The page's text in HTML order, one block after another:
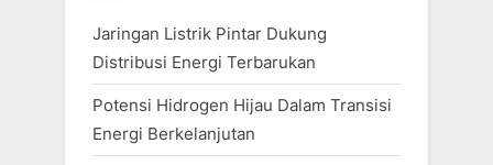
Jaringan Listrik Pintar Dukung
Distribusi Energi Terbarukan
Potensi Hidrogen Hijau Dalam Transisi
Energi Berkelanjutan